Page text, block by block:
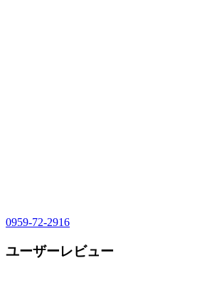
0959-72-2916
ユーザーレビュー